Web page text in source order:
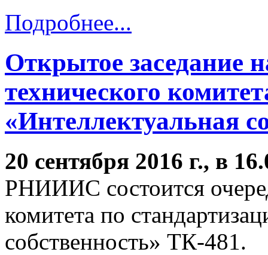
Подробнее...
Открытое заседание
технического
«Интеллектуальная
20 сентября 2016 г., в
РНИИИС состоится
комитета по
собственность» ТК-481.